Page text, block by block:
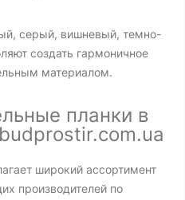
серый, вишневый, темно-
создать гармоничное
материалом.
планки в
широкий ассортимент
производителей по